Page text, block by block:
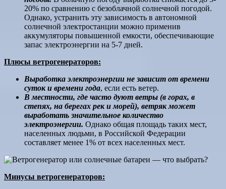
20% по сравнению с безоблачной солнечной погодой.
Однако, устранить эту зависимость в автономной
солнечной электростанции можно применив
аккумуляторы повышенной емкости, обеспечивающие
запас электроэнергии на 5-7 дней.
Плюсы ветрогенераторов:
Выработка электроэнергии не зависит от времени
суток и времени года, если есть ветер.
В местности, где часто дуют ветры (в горах, в
степях, на берегах рек и морей), ветряк может
выработать значительное количество
электроэнергии. Однако общая площадь таких мест,
населенных людьми, в Российской Федерации
составляет менее 1% от всех населенных мест.
Минусы ветрогенераторов: